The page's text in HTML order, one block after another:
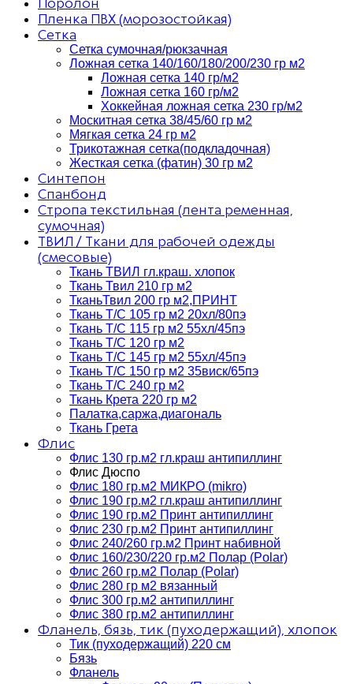
Пленка ПВХ (морозостойкая)
Сетка
Сетка сумочная/рюкзачная
Ложная сетка 140/160/180/200/230 гр м2
Ложная сетка 140 гр/м2
Ложная сетка 160 гр/м2
Хоккейная ложная сетка 230 гр/м2
Москитная сетка 38/45/60 гр м2
Мягкая сетка 24 гр м2
Трикотажная сетка(подкладочная)
Жесткая сетка (фатин) 30 гр м2
Синтепон
Спанбонд
Стропа текстильная (лента ременная,
сумочная)
ТВИЛ / Ткани для рабочей одежды
(смесовые)
Ткань ТВИЛ гл.краш. хлопок
Ткань Твил 210 гр м2
ТканьТвил 200 гр м2,ПРИНТ
Ткань Т/C 105 гр м2 20хл/80пэ
Ткань Т/C 115 гр м2 55хл/45пэ
Ткань Т/C 120 гр м2
Ткань Т/C 145 гр м2 55хл/45пэ
Ткань Т/C 150 гр м2 35виск/65пэ
Ткань Т/C 240 гр м2
Ткань Крета 220 гр м2
Палатка,саржа,диагональ
Ткань Грета
Флис
Флис 130 гр.м2 гл.краш антипиллинг
Флис Дюспо
Флис 180 гр.м2 МИКРО (mikro)
Флис 190 гр.м2 гл.краш антипиллинг
Флис 190 гр.м2 Принт антипиллинг
Флис 230 гр.м2 Принт антипиллинг
Флис 240/260 гр.м2 Принт набивной
Флис 160/230/220 гр.м2 Полар (Polar)
Флис 260 гр.м2 Полар (Polar)
Флис 280 гр м2 вязанный
Флис 300 гр.м2 антипиллинг
Флис 380 гр.м2 антипиллинг
Фланель, бязь, тик (пуходержащий), хлопок
Тик (пуходержащий) 220 см
Бязь
Фланель